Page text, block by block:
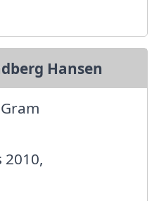
Hansen